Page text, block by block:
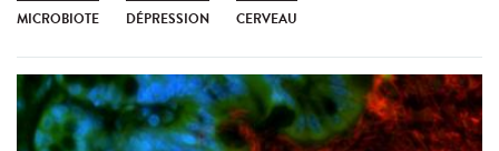
MICROBIOTE DÉPRESSION CERVEAU